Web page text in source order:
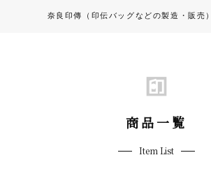
奈良印傳（印伝バッグなどの製造・販売）
商品一覧
Item List